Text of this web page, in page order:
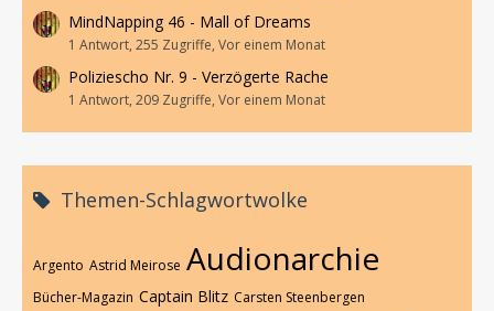
MindNapping 46 - Mall of Dreams
1 Antwort, 255 Zugriffe, Vor einem Monat
Poliziescho Nr. 9 - Verzögerte Rache
1 Antwort, 209 Zugriffe, Vor einem Monat
Themen-Schlagwortwolke
Argento Astrid Meirose Audionarchie
Bücher-Magazin Captain Blitz Carsten Steenbergen